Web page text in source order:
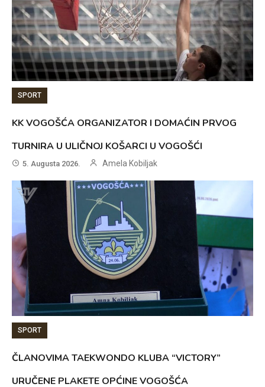
SPORT
KK VOGOŠĆA ORGANIZATOR I DOMAĆIN PRVOG
TURNIRA U ULIČNOJ KOŠARCI U VOGOŠĆI
5. Augusta 2026. Amela Kobiljak
SPORT
ČLANOVIMA TAEKWONDO KLUBA “VICTORY”
URUČENE PLAKETE OPĆINE VOGOŠĆA